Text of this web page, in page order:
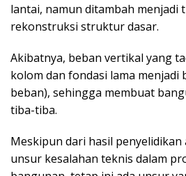
lantai, namun ditambah menjadi
rekonstruksi struktur dasar.
Akibatnya, beban vertikal yang
kolom dan fondasi lama menjadi
beban), sehingga membuat
tiba-tiba.
Meskipun dari hasil
unsur kesalahan teknis dalam